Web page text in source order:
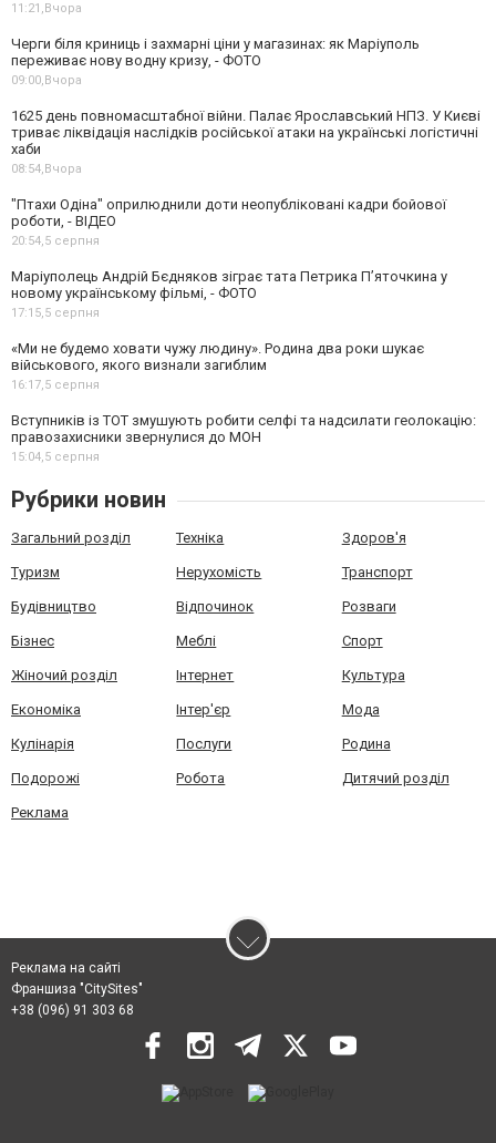
11:21,Вчора
Черги біля криниць і захмарні ціни у магазинах: як Маріуполь
переживає нову водну кризу, - ФОТО
09:00,Вчора
1625 день повномасштабної війни. Палає Ярославський НПЗ. У Києві
триває ліквідація наслідків російської атаки на українські логістичні
хаби
08:54,Вчора
"Птахи Одіна" оприлюднили доти неопубліковані кадри бойової
роботи, - ВІДЕО
20:54,5 серпня
Маріуполець Андрій Бєдняков зіграє тата Петрика П’яточкина у
новому українському фільмі, - ФОТО
17:15,5 серпня
«Ми не будемо ховати чужу людину». Родина два роки шукає
військового, якого визнали загиблим
16:17,5 серпня
Вступників із ТОТ змушують робити селфі та надсилати геолокацію:
правозахисники звернулися до МОН
15:04,5 серпня
Рубрики новин
Загальний розділ Техніка Здоров'я
Туризм Нерухомість Транспорт
Будівництво Відпочинок Розваги
Бізнес Меблі Спорт
Жіночий розділ Інтернет Культура
Економіка Інтер'єр Мода
Кулінарія Послуги Родина
Подорожі Робота Дитячий розділ
Реклама
Реклама на сайті
Франшиза "CitySites"
+38 (096) 91 303 68